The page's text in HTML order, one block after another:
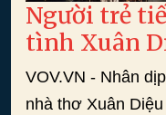
Người trẻ
tình Xuân
VOV.VN - Nhân
nhà thơ Xuân